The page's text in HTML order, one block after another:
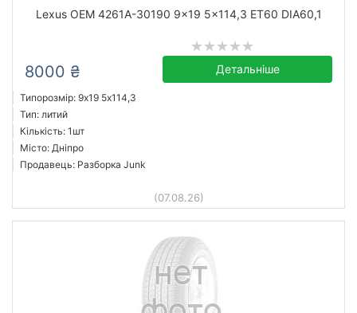
Lexus OEM 4261A-30190 9x19 5x114,3 ET60 DIA60,1
8000 ₴ Детальніше
Типорозмір: 9x19 5х114,3
Тип: литий
Кількість: 1шт
Місто: Дніпро
Продавець: Разборка Junk
(07.08.26)
до
Усі бренди
Скинути Підібрати